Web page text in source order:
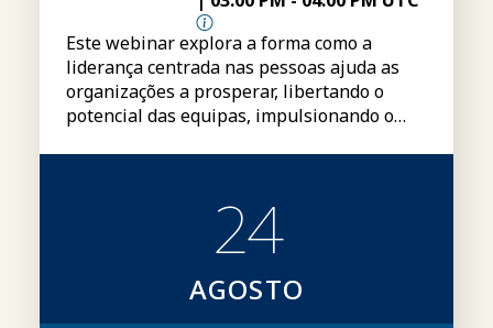
Este webinar explora a forma como a
liderança centrada nas pessoas ajuda as
organizações a prosperar, libertando o
potencial das equipas, impulsionando o
24
AGOSTO